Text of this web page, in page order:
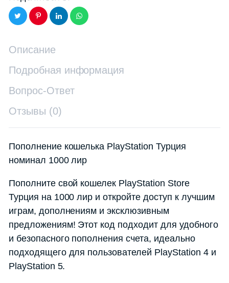
Описание
Подробная информация
Вопрос-Ответ
Отзывы (0)
Пополнение кошелька PlayStation Турция
номинал 1000 лир
Пополните свой кошелек PlayStation Store
Турция на 1000 лир и откройте доступ к лучшим
играм, дополнениям и эксклюзивным
предложениям! Этот код подходит для удобного
и безопасного пополнения счета, идеально
подходящего для пользователей PlayStation 4 и
PlayStation 5.